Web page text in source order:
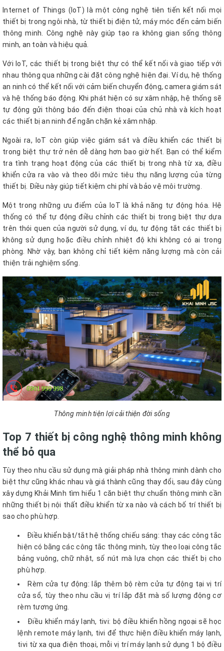
Internet of Things (IoT) là một công nghệ tiên tiến kết nối mọi
thiết bị trong ngôi nhà, từ thiết bị điện tử, máy móc đến cảm biến
thông minh. Công nghệ này giúp tạo ra không gian sống thông
minh, an toàn và hiệu quả.
Với IoT, các thiết bị trong biệt thự có thể kết nối và giao tiếp với
nhau thông qua những cài đặt công nghệ hiện đại. Ví dụ, hệ thống
an ninh có thể kết nối với cảm biến chuyển động, camera giám sát
và hệ thống báo động. Khi phát hiện có sự xâm nhập, hệ thống sẽ
tự động gửi thông báo đến điện thoại của chủ nhà và kích hoạt
các thiết bị an ninh để ngăn chặn kẻ xâm nhập.
Ngoài ra, IoT còn giúp việc giám sát và điều khiển các thiết bị
trong biệt thự trở nên dễ dàng hơn bao giờ hết. Bạn có thể kiểm
tra tình trạng hoạt động của các thiết bị trong nhà từ xa, điều
khiển cửa ra vào và theo dõi mức tiêu thụ năng lượng của từng
thiết bị. Điều này giúp tiết kiệm chi phí và bảo vệ môi trường.
Một trong những ưu điểm của IoT là khả năng tự động hóa. Hệ
thống có thể tự động điều chỉnh các thiết bị trong biệt thự dựa
trên thói quen của người sử dụng, ví dụ, tự động tắt các thiết bị
không sử dụng hoặc điều chỉnh nhiệt độ khi không có ai trong
phòng. Nhờ vậy, bạn không chỉ tiết kiệm năng lượng mà còn cải
thiện trải nghiệm sống.
Thông minh tiện lợi cải thiện đời sống
Top 7 thiết bị công nghệ thông minh không
thể bỏ qua
Tùy theo nhu cầu sử dụng mà giải pháp nhà thông minh dành cho
biệt thự cũng khác nhau và giá thành cũng thay đổi, sau đây cùng
xây dựng Khải Minh tìm hiểu 1 căn biệt thự chuẩn thông minh cần
những thiết bị nội thất điều khiển từ xa nào và cách bố trí thiết bị
sao cho phù hợp.
Điều khiển bật/tắt hệ thống chiếu sáng: thay các công tắc
hiện có bằng các công tắc thông minh, tùy theo loại công tắc
bảng vuông, chữ nhật, số nút mà lựa chọn các thiết bị cho
phù hợp.
Rèm cửa tự động: lắp thêm bộ rèm cửa tự động tại vị trí
cửa sổ, tùy theo nhu cầu vị trí lắp đặt mà số lượng động cơ
rèm tương ứng.
Điều khiển máy lạnh, tivi: bộ điều khiển hồng ngoại sẽ học
lệnh remote máy lạnh, tivi để thực hiện điều khiển máy lạnh,
tivi từ xa qua điện thoại, mỗi vị trí máy lạnh sử dụng 1 bộ điều